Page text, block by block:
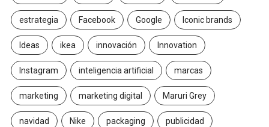
estrategia Facebook Google Iconic brands
Ideas ikea innovación Innovation
Instagram inteligencia artificial marcas
marketing marketing digital Maruri Grey
navidad Nike packaging publicidad